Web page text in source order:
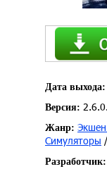
Дата выхода:
Версия:
Жанр:
Симуляторы /
Разработчик: